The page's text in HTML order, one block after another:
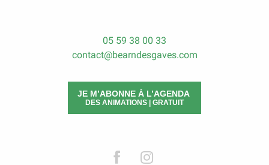
05 59 38 00 33
contact@bearndesgaves.com
JE M’ABONNE À L’AGENDA
DES ANIMATIONS | GRATUIT